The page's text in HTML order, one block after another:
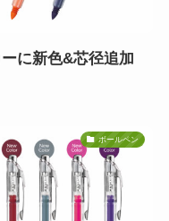
に新色&芯径追加
ボールペン